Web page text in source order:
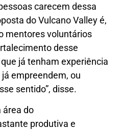
carecem dessa
do Vulcano Valley é,
mentores voluntários
desse
já tenham experiência
empreendem, ou
sentido”, disse.
área do
produtiva e